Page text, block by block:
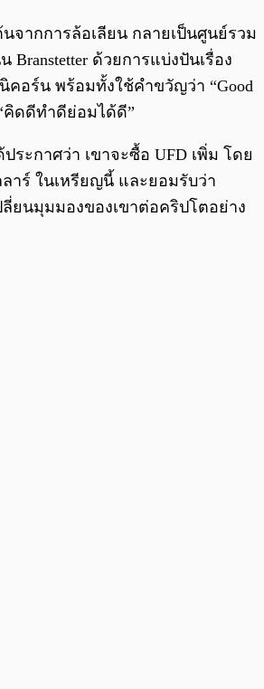
จากการล้อเลียน กลายเป็นศูนย์รวม
ด้วยการแบ่งปันเรื่อง
คอร์น พร้อมทั้งใช้คำขวัญว่า “Good
“คิดดีทำดีย่อมได้ดี”
ประกาศว่า เขาจะซื้อ UFD เพิ่ม โดย
าร์ ในเหรียญนี้ และยอมรับว่า
ยนมุมมองของเขาต่อคริปโตอย่าง